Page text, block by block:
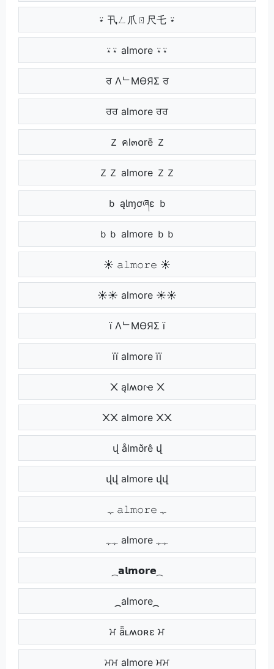
⍣ 卂ㄥ爪ㄖ尺乇 ⍣
⍣⍣ almore ⍣⍣
ਰ ΛᄂMӨЯΣ ਰ
ਰਰ almore ਰਰ
Ｚ คl๓໐rē Ｚ
ＺＺ almore ＺＺ
ｂ ąƖɱơཞɛ ｂ
ｂｂ almore ｂｂ
☀ 𝚊𝚕𝚖𝚘𝚛𝚎 ☀
☀☀ almore ☀☀
ї ΛᄂMӨЯΣ ї
її almore її
᙭ ąӀʍօɾҽ ᙭
᙭᙭ almore ᙭᙭
վ ålmðrê վ
վվ almore վվ
ﮩ 𝚊𝚕𝚖𝚘𝚛𝚎 ﮩ
ﮩﮩ almore ﮩﮩ
᷼ 𝗮𝗹𝗺𝗼𝗿𝗲 ᷼
᷼᷼ almore ᷼᷼
ਮ ǟʟʍօʀɛ ਮ
ਮਮ almore ਮਮ